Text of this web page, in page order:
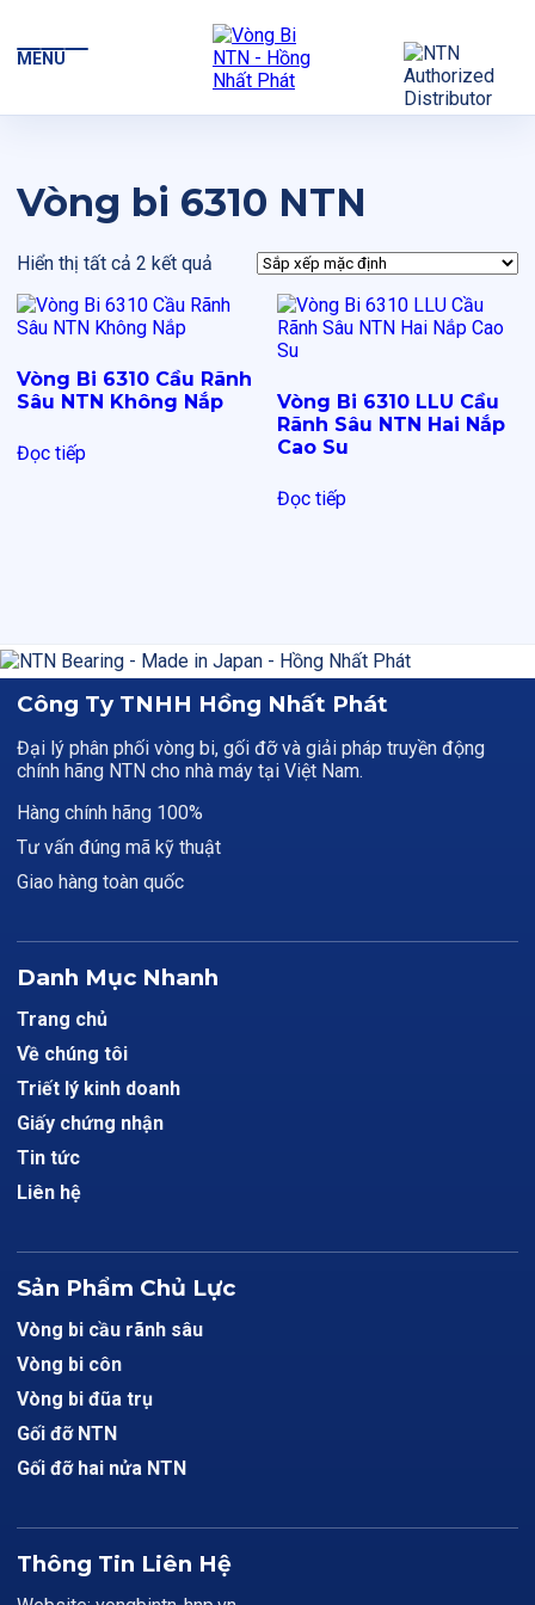
MENU
Vòng bi 6310 NTN
Hiển thị tất cả 2 kết quả
Vòng Bi 6310 Cầu Rãnh
Sâu NTN Không Nắp
Đọc tiếp
Vòng Bi 6310 LLU Cầu
Rãnh Sâu NTN Hai Nắp
Cao Su
Đọc tiếp
Công Ty TNHH Hồng Nhất Phát
Đại lý phân phối vòng bi, gối đỡ và giải pháp truyền động
chính hãng NTN cho nhà máy tại Việt Nam.
Hàng chính hãng 100%
Tư vấn đúng mã kỹ thuật
Giao hàng toàn quốc
Danh Mục Nhanh
Trang chủ
Về chúng tôi
Triết lý kinh doanh
Giấy chứng nhận
Tin tức
Liên hệ
Sản Phẩm Chủ Lực
Vòng bi cầu rãnh sâu
Vòng bi côn
Vòng bi đũa trụ
Gối đỡ NTN
Gối đỡ hai nửa NTN
Thông Tin Liên Hệ